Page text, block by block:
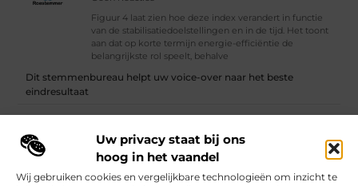
Uw privacy staat bij ons
hoog in het vaandel
Wij gebruiken cookies en vergelijkbare technologieën om inzicht te
Figuur 4 laat zien hoe deze index verandert in functie
van de stabilisatiedoelstellingen en in de tijd. Het toont
aan dat op korte termijn energie-efficiëntie de
belangrijkste rol speelt, behalve
Dit stemmenbureau helpt uw voice-over naar het beste
eindresultaat
Vind Ons Hier :